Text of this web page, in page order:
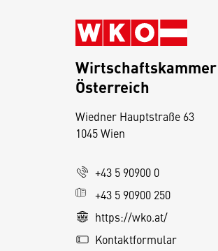
Wirtschaftskammer
Österreich
Wiedner Hauptstraße 63
1045 Wien
+43 5 90900 0
+43 5 90900 250
https://wko.at/
Kontaktformular